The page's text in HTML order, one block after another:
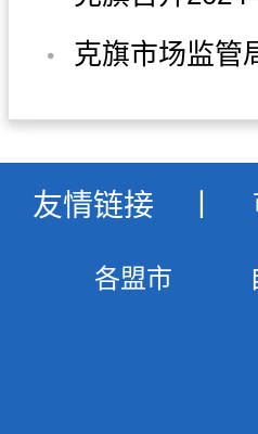
友情链接